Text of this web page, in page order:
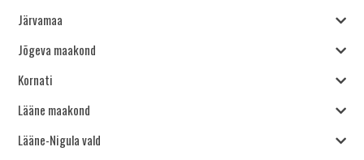
Järvamaa
Jõgeva maakond
Kornati
Lääne maakond
Lääne-Nigula vald